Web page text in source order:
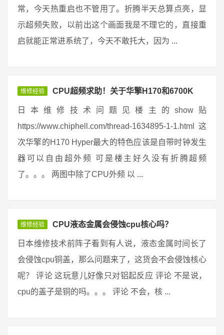
常，今天热重启也不管用了。折腾半天总算点亮，显
示超频失败，以前出这个画面我是不理它的，直接重
启就能正常进系统了，今天不敢托大，因为 ...
维修经验 CPU超频求助！关于华擎H170和6700K
日本维修技术问题见楼主的show贴
https://www.chiphell.com/thread-1634895-1-1.html 这
次华擎的H170 Hyper最大的特色应该是自带时钟发生
器可以自由超外频 可是楼主好久没有折腾超频
了。。。 两图中除了CPU外频 以 ...
维修经验 CPU液态金属会侵蚀cpu核心吗？
日本维修技术前阵子看到有人说，液态金属时间长了
会侵蚀cpu铜盖，那么问题来了，这货会不会侵蚀核心
呢？ 评论 这玩意儿好像只对铝起反应 评论 不是说，
cpu的盖子是铜的吗。。。 评论 不会，核 ...